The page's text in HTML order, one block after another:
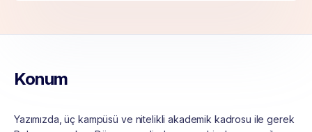
Konum
Yazımızda, üç kampüsü ve nitelikli akademik kadrosu ile gerek